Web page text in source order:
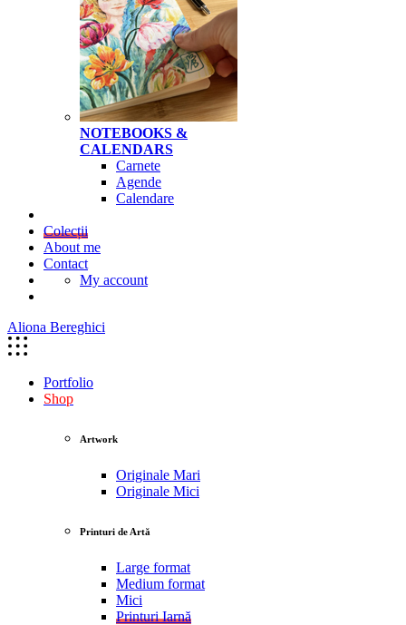
NOTEBOOKS &
CALENDARS
Carnete
Agende
Calendare
Colecții
About me
Contact
My account
Aliona Bereghici
Portfolio
Shop
Artwork
Originale Mari
Originale Mici
Printuri de Artă
Large format
Medium format
Mici
Printuri Iarnă